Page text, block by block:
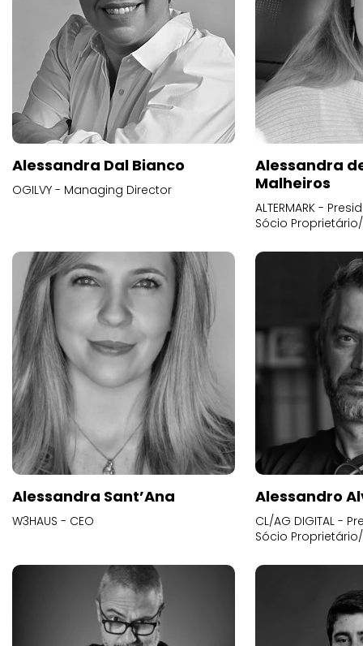
Alessandra Dal Bianco
OGILVY - Managing Director
Alessandra
Malheiros
ALTERMARK -
Sócio
Alessandra Sant’Ana
W3HAUS - CEO
Alessandro
CL/AG DIGITAL -
Sócio